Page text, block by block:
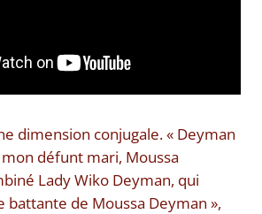
dimension conjugale. « Deyman
défunt mari, Moussa
Lady Wiko Deyman, qui
battante de Moussa Deyman »,